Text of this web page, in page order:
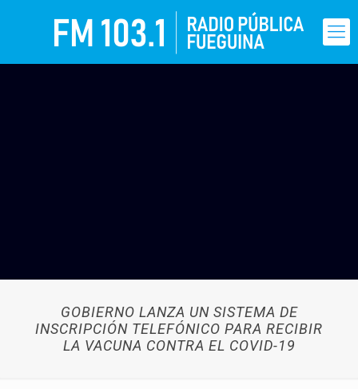
GOBIERNO LANZA UN SISTEMA DE
INSCRIPCIÓN TELEFÓNICO PARA RECIBIR
LA VACUNA CONTRA EL COVID-19